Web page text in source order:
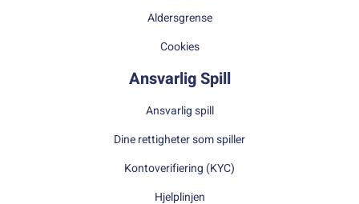
Aldersgrense
Cookies
Ansvarlig Spill
Ansvarlig spill
Dine rettigheter som spiller
Kontoverifiering (KYC)
Hjelplinjen